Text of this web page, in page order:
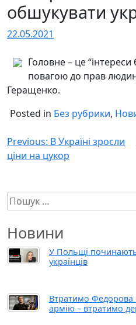
обшукувати
22.05.2021
Головне – це “інтереси
повагою до прав
Геращенко.
Posted in Без рубрики,
Навігація
записів
Previous: В Україні зросли
ціни на цукор
Пошук:
Новини
У Польщі починають
українців
Втратимо Федорова
армію – втратимо